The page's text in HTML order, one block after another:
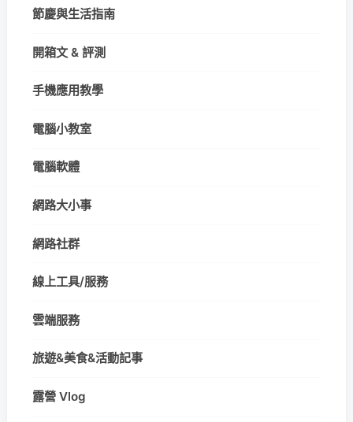
節慶與生活指南
開箱文 & 評測
手機應用教學
電腦小教室
電腦軟體
網路大小事
網路社群
線上工具/服務
雲端服務
旅遊&美食&活動記事
露營 Vlog